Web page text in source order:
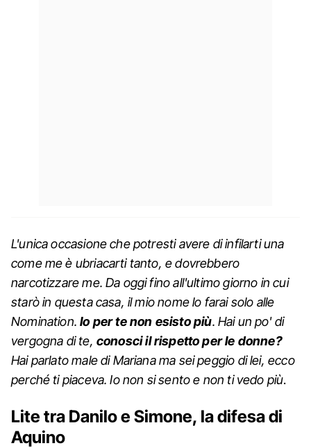
L'unica occasione che potresti avere di infilarti una
come me è ubriacarti tanto, e dovrebbero
narcotizzare me. Da oggi fino all'ultimo giorno in cui
starò in questa casa, il mio nome lo farai solo alle
Nomination.Io per te non esisto più. Hai un po' di
vergogna di te, conosci il rispetto per le donne?
Hai parlato male di Mariana ma sei peggio di lei, ecco
perché ti piaceva. Io non si sento e non ti vedo più.
Lite tra Danilo e Simone, la difesa di
Aquino